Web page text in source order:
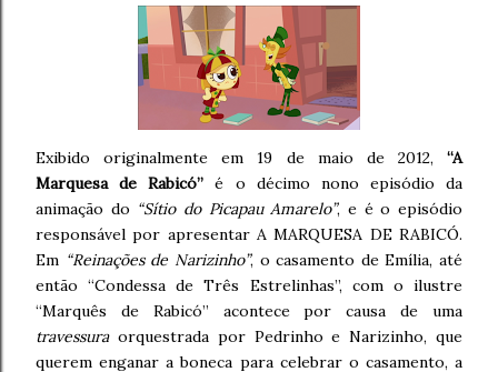
Exibido originalmente em 19 de maio de 2012, “A
Marquesa de Rabicó” é o décimo nono episódio da
animação do “Sítio do Picapau Amarelo”, e é o episódio
responsável por apresentar A MARQUESA DE RABICÓ.
Em “Reinações de Narizinho”, o casamento de Emília, até
então “Condessa de Três Estrelinhas”, com o ilustre
“Marquês de Rabicó” acontece por causa de uma
travessuraorquestrada por Pedrinho e Narizinho, que
querem enganar a boneca para celebrar o casamento, a